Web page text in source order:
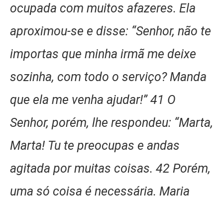
ocupada com muitos afazeres. Ela
aproximou-se e disse: “Senhor, não te
importas que minha irmã me deixe
sozinha, com todo o serviço? Manda
que ela me venha ajudar!” 41 O
Senhor, porém, lhe respondeu: “Marta,
Marta! Tu te preocupas e andas
agitada por muitas coisas. 42 Porém,
uma só coisa é necessária. Maria